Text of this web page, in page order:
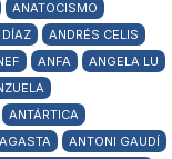
ANATOCISMO
DÍAZ
ANDRÉS CELIS
ANFA
ANGELA LU
ANTÁRTICA
ANTONI GAUDÍ